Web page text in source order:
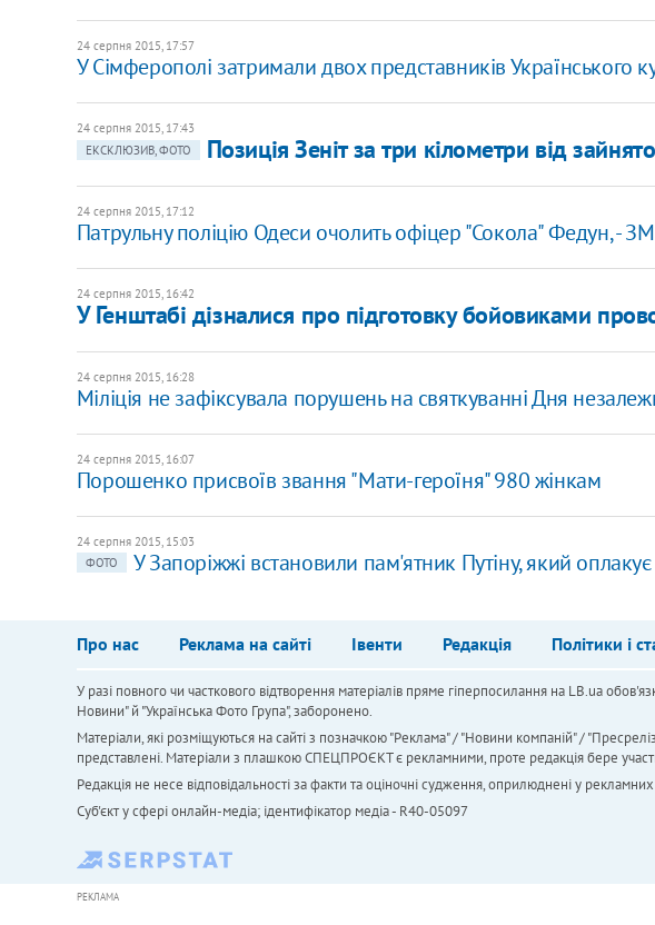
24 серпня 2015, 17:57
У Сімферополі затримали двох представників Українського
24 серпня 2015, 17:43
ЕКСКЛЮЗИВ, ФОТО
Позиція Зеніт за три кілометри від
24 серпня 2015, 17:12
Патрульну поліцію Одеси очолить офіцер "Сокола" Федун, -
24 серпня 2015, 16:42
У Генштабі дізналися про підготовку бойовиками
24 серпня 2015, 16:28
Міліція не зафіксувала порушень на святкуванні Дня
24 серпня 2015, 16:07
Порошенко присвоїв звання "Мати-героїня" 980 жінкам
24 серпня 2015, 15:03
ФОТО
У Запоріжжі встановили пам'ятник Путіну, який оплакує
Про нас Реклама на сайті Івенти Редакція Політики і
У разі повного чи часткового відтворення матеріалів пряме гіперпосилання на LB.ua
Новини" й "Українська Фото Група", заборонено.
Матеріали, які розміщуються на сайті з позначкою "Реклама" / "Новини компаній" /
представлені. Матеріали з плашкою СПЕЦПРОЄКТ є рекламними, проте редакція бере
Редакція не несе відповідальності за факти та оціночні судження, оприлюднені у
Cуб'єкт у сфері онлайн-медіа; ідентифікатор медіа - R40-05097
РЕКЛАМА